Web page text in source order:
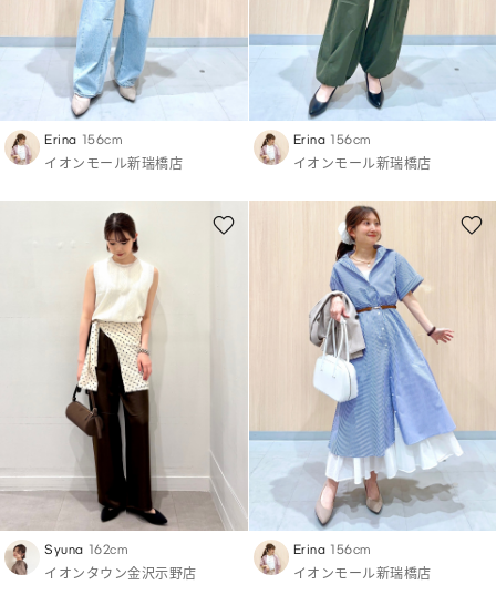
Erina 156cm
イオンモール新瑞橋店
Erina 156cm
イオンモール新瑞橋店
Syuna 162cm
イオンタウン金沢示野店
Erina 156cm
イオンモール新瑞橋店